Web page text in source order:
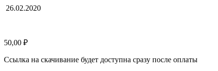
26.02.2020
50,00 ₽
Ссылка на скачивание будет доступна сразу после оплаты